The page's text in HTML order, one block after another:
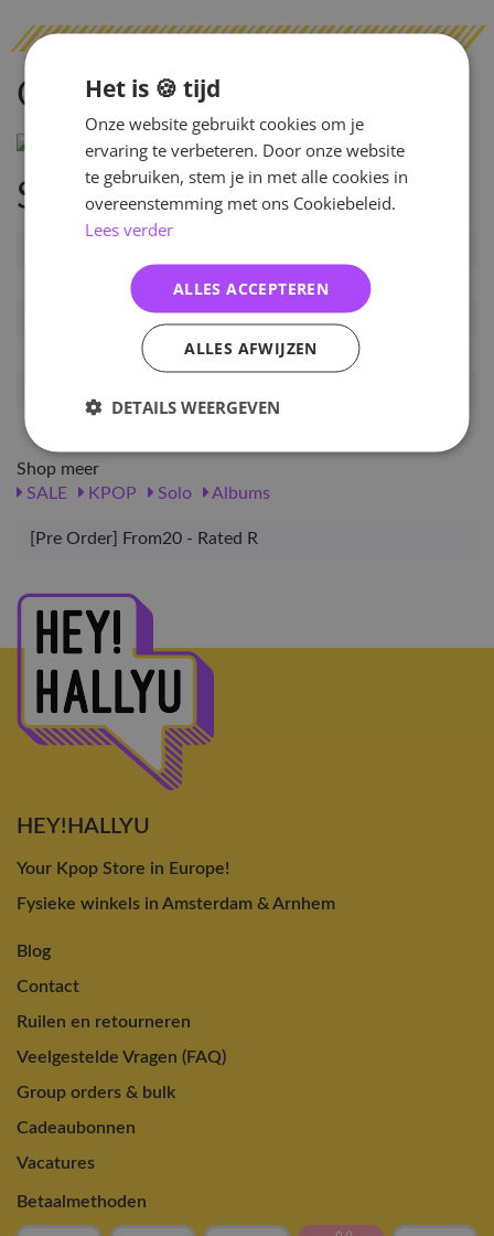
Omschrijving
Specificaties
EAN nummer
8809704435635
22-06-2026
Release datum
27-06-2026
Shop meer
SALE
KPOP Solo Albums
[Pre Order] From20 - Rated R
HEY!HALLYU
Your Kpop Store in Europe!
Fysieke winkels in Amsterdam & Arnhem
Blog
Contact
Ruilen en retourneren
Veelgestelde Vragen (FAQ)
Group orders & bulk
Cadeaubonnen
Vacatures
Betaalmethoden
Het is 🍪 tijd
Onze website gebruikt cookies om je
ervaring te verbeteren. Door onze website
te gebruiken, stem je in met alle cookies in
overeenstemming met ons Cookiebeleid.
Lees verder
ALLES ACCEPTEREN
ALLES AFWIJZEN
DETAILS WEERGEVEN